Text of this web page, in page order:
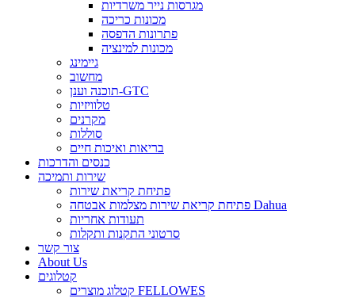
מגרסות נייר משרדיות
מכונות כריכה
פתרונות הדפסה
מכונות למינציה
גיימינג
מחשוב
תוכנה וענן-GTC
טלוויזיות
מקרנים
סוללות
בריאות ואיכות חיים
כנסים והדרכות
שירות ותמיכה
פתיחת קריאת שירות
פתיחת קריאת שירות מצלמות אבטחה Dahua
תעודות אחריות
סרטוני התקנות ותקלות
צור קשר
About Us
קטלוגים
קטלוג מוצרים FELLOWES